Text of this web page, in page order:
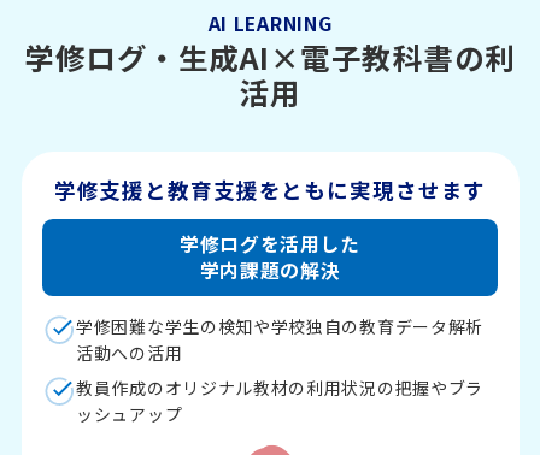
AI LEARNING
学修ログ・生成AI×電子教科書の利
活用
学修支援と教育支援を ともに実現させます
学修ログを活用した
学内課題の解決
学修困難な学生の検知や学校独自の教育データ解析
活動への活用
教員作成のオリジナル教材の利用状況の把握やブラ
ッシュアップ